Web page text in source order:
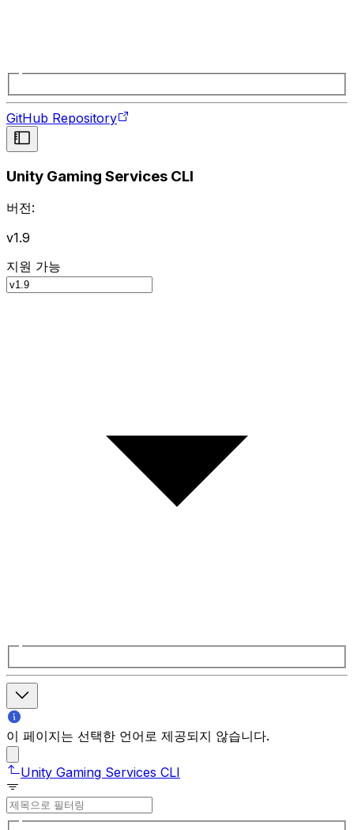
GitHub Repository
Unity Gaming Services CLI
버전:
v1.9
지원 가능
이 페이지는 선택한 언어로 제공되지 않습니다.
Unity Gaming Services CLI